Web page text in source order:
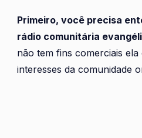
Primeiro, você precisa
rádio comunitária
não tem fins comerciais
interesses da comunidade